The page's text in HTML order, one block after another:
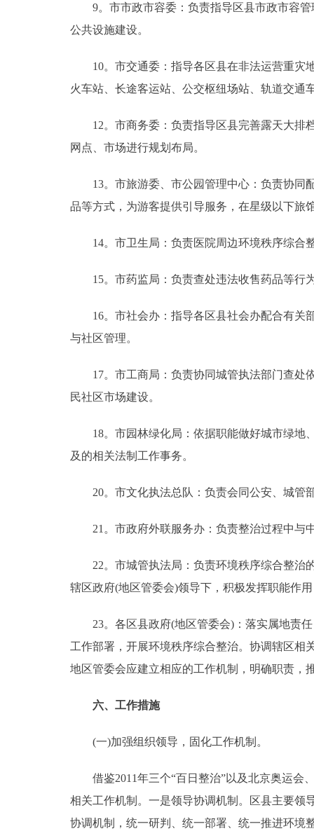
9。市市政市容委：负责指导区县市政市容管
公共设施建设。
10。市交通委：指导各区县在非法运营重灾
火车站、长途客运站、公交枢纽场站、轨道交通
12。市商务委：负责指导区县完善露天大排
网点、市场进行规划布局。
13。市旅游委、市公园管理中心：负责协同
品等方式，为游客提供引导服务，在星级以下旅
14。市卫生局：负责医院周边环境秩序综合
15。市药监局：负责查处违法收售药品等行
16。市社会办：指导各区县社会办配合有关部
与社区管理。
17。市工商局：负责协同城管执法部门查处
民社区市场建设。
18。市园林绿化局：依据职能做好城市绿地
及的相关法制工作事务。
20。市文化执法总队：负责会同公安、城管
21。市政府外联服务办：负责整治过程中与
22。市城管执法局：负责环境秩序综合整治
辖区政府(地区管委会)领导下，积极发挥职能作
23。各区县政府(地区管委会)：落实属地责任
工作部署，开展环境秩序综合整治。协调辖区相
地区管委会应建立相应的工作机制，明确职责，
六、工作措施
(一)加强组织领导，固化工作机制。
借鉴2011年三个“百日整治”以及北京奥运会
相关工作机制。一是领导协调机制。区县主要领
协调机制，统一研判、统一部署、统一推进环境